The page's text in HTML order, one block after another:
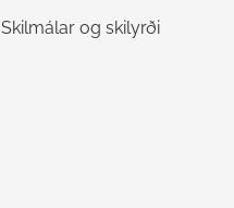
Skilmálar og skilyrði